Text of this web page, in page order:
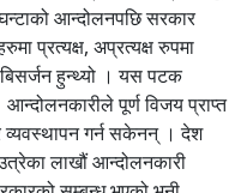
आन्दोलनपछि सरकार
प्रत्यक्ष, अप्रत्यक्ष रुपमा
बिसर्जन हुन्थ्यो । यस पटक
पूर्ण विजय प्राप्त
व्यवस्थापन गर्न सकेनन् । देश
लाखौं आन्दोलनकारी